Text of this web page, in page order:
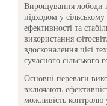
Вирощування лободи
підходом у
ефективності та
використання
вдосконалення цієї
сучасного сільського
Основні переваги
включають
можливість контролю